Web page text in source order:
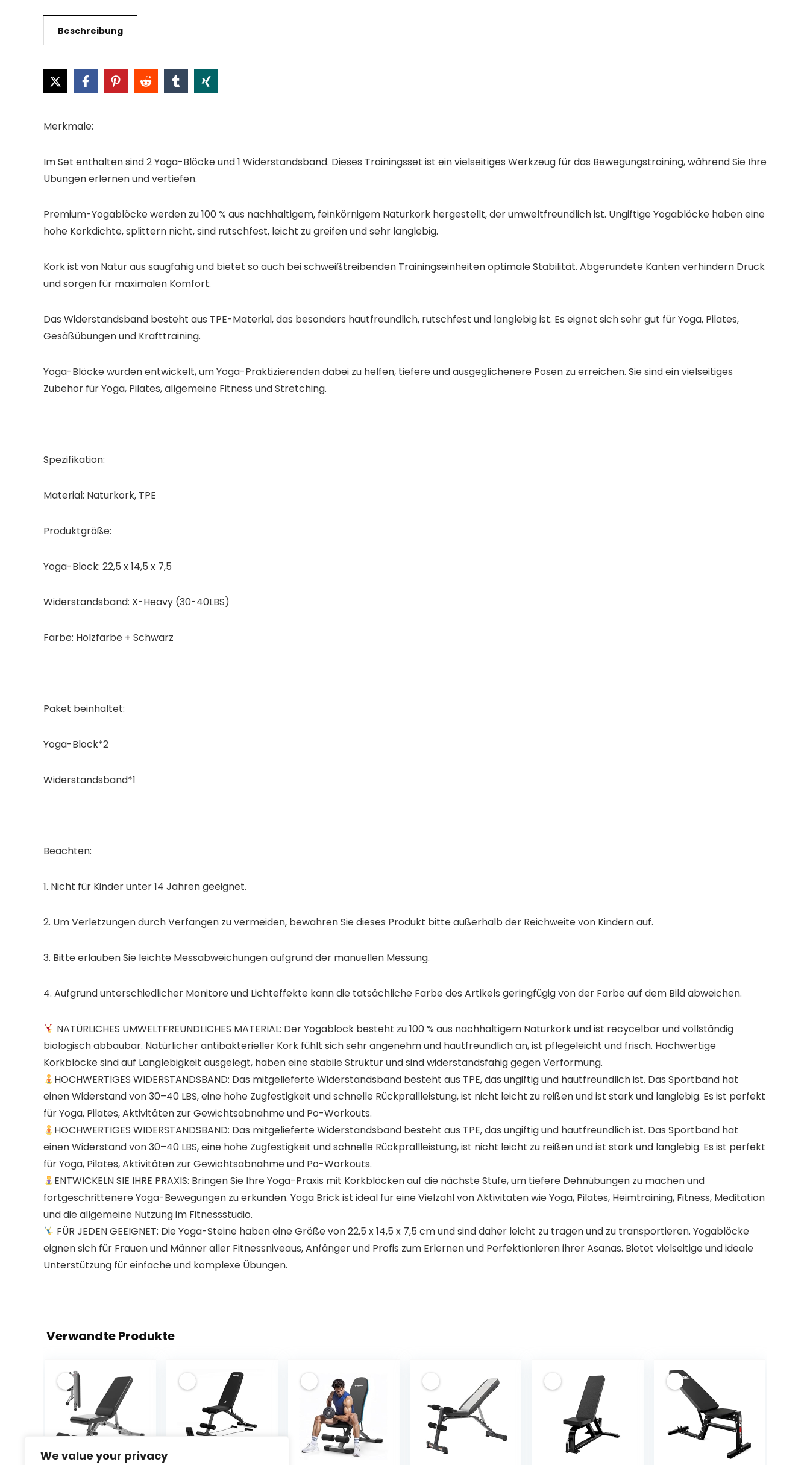
We value your privacy
Beschreibung
Merkmale:
Im Set enthalten sind 2 Yoga-Blöcke und 1 Widerstandsband. Dieses Trainingsset ist ein vielseitiges Werkzeug für das Bewegungstraining, während Sie Ihre
Übungen erlernen und vertiefen.
Premium-Yogablöcke werden zu 100 % aus nachhaltigem, feinkörnigem Naturkork hergestellt, der umweltfreundlich ist. Ungiftige Yogablöcke haben eine
hohe Korkdichte, splittern nicht, sind rutschfest, leicht zu greifen und sehr langlebig.
Kork ist von Natur aus saugfähig und bietet so auch bei schweißtreibenden Trainingseinheiten optimale Stabilität. Abgerundete Kanten verhindern Druck
und sorgen für maximalen Komfort.
Das Widerstandsband besteht aus TPE-Material, das besonders hautfreundlich, rutschfest und langlebig ist. Es eignet sich sehr gut für Yoga, Pilates,
Gesäßübungen und Krafttraining.
Yoga-Blöcke wurden entwickelt, um Yoga-Praktizierenden dabei zu helfen, tiefere und ausgeglichenere Posen zu erreichen. Sie sind ein vielseitiges
Zubehör für Yoga, Pilates, allgemeine Fitness und Stretching.
Spezifikation:
Material: Naturkork, TPE
Produktgröße:
Yoga-Block: 22,5 x 14,5 x 7,5
Widerstandsband: X-Heavy (30-40LBS)
Farbe: Holzfarbe + Schwarz
Paket beinhaltet:
Yoga-Block*2
Widerstandsband*1
Beachten:
1. Nicht für Kinder unter 14 Jahren geeignet.
2. Um Verletzungen durch Verfangen zu vermeiden, bewahren Sie dieses Produkt bitte außerhalb der Reichweite von Kindern auf.
3. Bitte erlauben Sie leichte Messabweichungen aufgrund der manuellen Messung.
4. Aufgrund unterschiedlicher Monitore und Lichteffekte kann die tatsächliche Farbe des Artikels geringfügig von der Farbe auf dem Bild abweichen.
NATÜRLICHES UMWELTFREUNDLICHES MATERIAL: Der Yogablock besteht zu 100 % aus nachhaltigem Naturkork und ist recycelbar und vollständig
biologisch abbaubar. Natürlicher antibakterieller Kork fühlt sich sehr angenehm und hautfreundlich an, ist pflegeleicht und frisch. Hochwertige
Korkblöcke sind auf Langlebigkeit ausgelegt, haben eine stabile Struktur und sind widerstandsfähig gegen Verformung.
HOCHWERTIGES WIDERSTANDSBAND: Das mitgelieferte Widerstandsband besteht aus TPE, das ungiftig und hautfreundlich ist. Das Sportband hat
einen Widerstand von 30–40 LBS, eine hohe Zugfestigkeit und schnelle Rückprallleistung, ist nicht leicht zu reißen und ist stark und langlebig. Es ist perfekt
für Yoga, Pilates, Aktivitäten zur Gewichtsabnahme und Po-Workouts.
HOCHWERTIGES WIDERSTANDSBAND: Das mitgelieferte Widerstandsband besteht aus TPE, das ungiftig und hautfreundlich ist. Das Sportband hat
einen Widerstand von 30–40 LBS, eine hohe Zugfestigkeit und schnelle Rückprallleistung, ist nicht leicht zu reißen und ist stark und langlebig. Es ist perfekt
für Yoga, Pilates, Aktivitäten zur Gewichtsabnahme und Po-Workouts.
ENTWICKELN SIE IHRE PRAXIS: Bringen Sie Ihre Yoga-Praxis mit Korkblöcken auf die nächste Stufe, um tiefere Dehnübungen zu machen und
fortgeschrittenere Yoga-Bewegungen zu erkunden. Yoga Brick ist ideal für eine Vielzahl von Aktivitäten wie Yoga, Pilates, Heimtraining, Fitness, Meditation
und die allgemeine Nutzung im Fitnessstudio.
FÜR JEDEN GEEIGNET: Die Yoga-Steine haben eine Größe von 22,5 x 14,5 x 7,5 cm und sind daher leicht zu tragen und zu transportieren. Yogablöcke
eignen sich für Frauen und Männer aller Fitnessniveaus, Anfänger und Profis zum Erlernen und Perfektionieren ihrer Asanas. Bietet vielseitige und ideale
Unterstützung für einfache und komplexe Übungen.
Verwandte Produkte